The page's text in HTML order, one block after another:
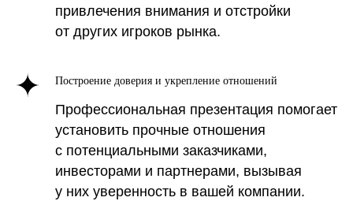
привлечения внимания и отстройки
от других игроков рынка.
Построение доверия и укрепление отношений
Профессиональная презентация помогает
установить прочные отношения
с потенциальными заказчиками,
инвесторами и партнерами, вызывая
у них уверенность в вашей компании.